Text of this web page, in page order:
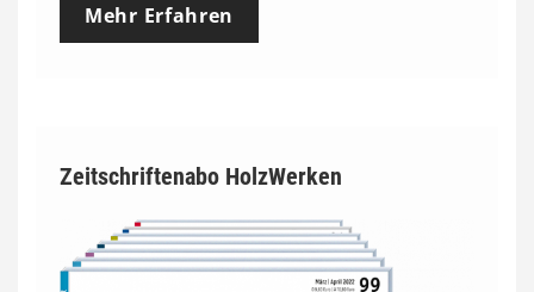
Mehr Erfahren
Zeitschriftenabo HolzWerken